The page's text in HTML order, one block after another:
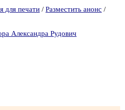
для печати / Разместить анонс /
Александра Рудович